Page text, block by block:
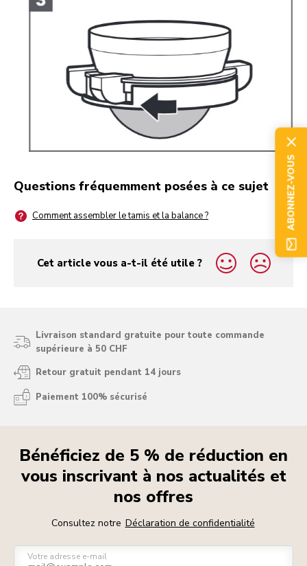
Questions fréquemment posées à ce sujet
Comment assembler le tamis et la balance ?
Cet article vous a-t-il été utile ?
yes
no
Livraison standard gratuite pour toute commande
supérieure à 50 CHF
Retour gratuit pendant 14 jours
Paiement 100% sécurisé
Bénéficiez de 5 % de réduction en
vous inscrivant à nos actualités et
nos offres
Consultez notre Déclaration de confidentialité
Votre adresse e-mail
ABONNEZ-VOUS